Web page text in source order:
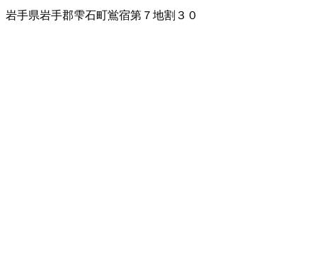
岩手県岩手郡雫石町鴬宿第７地割３０